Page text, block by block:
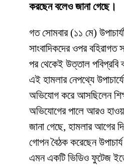
করছেন বলেও জানা গেছে।
​গত সোমবার (১১ মে)
সাংবাদিকদের ওপর বহিরাগত
পর থেকেই উত্তাল
এই হামলার নেপথ্যে
অভিযোগ করে আসছিলেন
অভিযোগের পালে আরও
জানা গেছে, হামলার আগের
গোপন বৈঠক করেছেন
এমন একটি ভিডিও ফুটেজ